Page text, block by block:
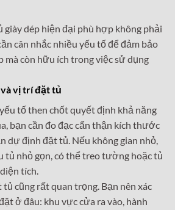
giày dép hiện đại phù hợp không phải
cân nhắc nhiều yếu tố để đảm bảo
mà còn hữu ích trong việc sử dụng
vị trí đặt tủ
tố then chốt quyết định khả năng
bạn cần đo đạc cẩn thận kích thước
dự định đặt tủ. Nếu không gian nhỏ,
tủ nhỏ gọn, có thể treo tường hoặc tủ
tích.
tủ cũng rất quan trọng. Bạn nên xác
ở đâu: khu vực cửa ra vào, hành